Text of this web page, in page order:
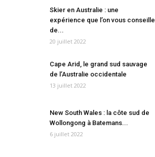
Skier en Australie : une
expérience que l’on vous conseille
de...
20 juillet 2022
Cape Arid, le grand sud sauvage
de l’Australie occidentale
13 juillet 2022
New South Wales : la côte sud de
Wollongong à Batemans...
6 juillet 2022